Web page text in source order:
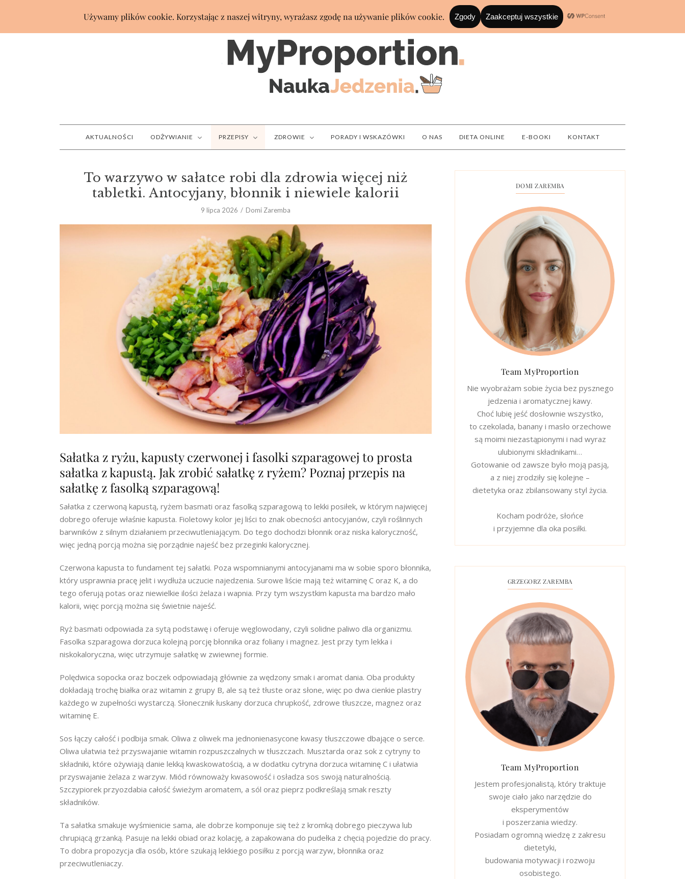
AKTUALNOŚCI ODŻYWIANIE PRZEPISY ZDROWIE PORADY I WSKAZÓWKI O NAS DIETA ONLINE E-BOOKI KONTAKT
To warzywo w sałatce robi dla zdrowia więcej niż
tabletki. Antocyjany, błonnik i niewiele kalorii
9 lipca 2026 Domi Zaremba
Sałatka z ryżu, kapusty czerwonej i fasolki szparagowej to prosta
sałatka z kapustą. Jak zrobić sałatkę z ryżem? Poznaj przepis na
sałatkę z fasolką szparagową!
Sałatka z czerwoną kapustą, ryżem basmati oraz fasolką szparagową to lekki posiłek, w którym najwięcej
dobrego oferuje właśnie kapusta. Fioletowy kolor jej liści to znak obecności antocyjanów, czyli roślinnych
barwników z silnym działaniem przeciwutleniającym. Do tego dochodzi błonnik oraz niska kaloryczność,
więc jedną porcją można się porządnie najeść bez przeginki kalorycznej.
Czerwona kapusta to fundament tej sałatki. Poza wspomnianymi antocyjanami ma w sobie sporo błonnika,
który usprawnia pracę jelit i wydłuża uczucie najedzenia. Surowe liście mają też witaminę C oraz K, a do
tego oferują potas oraz niewielkie ilości żelaza i wapnia. Przy tym wszystkim kapusta ma bardzo mało
kalorii, więc porcją można się świetnie najeść.
Ryż basmati odpowiada za sytą podstawę i oferuje węglowodany, czyli solidne paliwo dla organizmu.
Fasolka szparagowa dorzuca kolejną porcję błonnika oraz foliany i magnez. Jest przy tym lekka i
niskokaloryczna, więc utrzymuje sałatkę w zwiewnej formie.
Polędwica sopocka oraz boczek odpowiadają głównie za wędzony smak i aromat dania. Oba produkty
dokładają trochę białka oraz witamin z grupy B, ale są też tłuste oraz słone, więc po dwa cienkie plastry
każdego w zupełności wystarczą. Słonecznik łuskany dorzuca chrupkość, zdrowe tłuszcze, magnez oraz
witaminę E.
Sos łączy całość i podbija smak. Oliwa z oliwek ma jednonienasycone kwasy tłuszczowe dbające o serce.
Oliwa ułatwia też przyswajanie witamin rozpuszczalnych w tłuszczach. Musztarda oraz sok z cytryny to
składniki, które ożywiają danie lekką kwaskowatością, a w dodatku cytryna dorzuca witaminę C i ułatwia
przyswajanie żelaza z warzyw. Miód równoważy kwasowość i osładza sos swoją naturalnością.
Szczypiorek przyozdabia całość świeżym aromatem, a sól oraz pieprz podkreślają smak reszty
składników.
Ta sałatka smakuje wyśmienicie sama, ale dobrze komponuje się też z kromką dobrego pieczywa lub
chrupiącą grzanką. Pasuje na lekki obiad oraz kolację, a zapakowana do pudełka z chęcią pojedzie do pracy.
To dobra propozycja dla osób, które szukają lekkiego posiłku z porcją warzyw, błonnika oraz
przeciwutleniaczy.
DOMI ZAREMBA
Team MyProportion
Nie wyobrażam sobie życia bez pysznego
jedzenia i aromatycznej kawy.
Choć lubię jeść dosłownie wszystko,
to czekolada, banany i masło orzechowe
są moimi niezastąpionymi i nad wyraz
ulubionymi składnikami…
Gotowanie od zawsze było moją pasją,
a z niej zrodziły się kolejne –
dietetyka oraz zbilansowany styl życia.
Kocham podróże, słońce
i przyjemne dla oka posiłki.
GRZEGORZ ZAREMBA
Team MyProportion
Jestem profesjonalistą, który traktuje
swoje ciało jako narzędzie do
eksperymentów
i poszerzania wiedzy.
Posiadam ogromną wiedzę z zakresu
dietetyki,
budowania motywacji i rozwoju
osobistego.